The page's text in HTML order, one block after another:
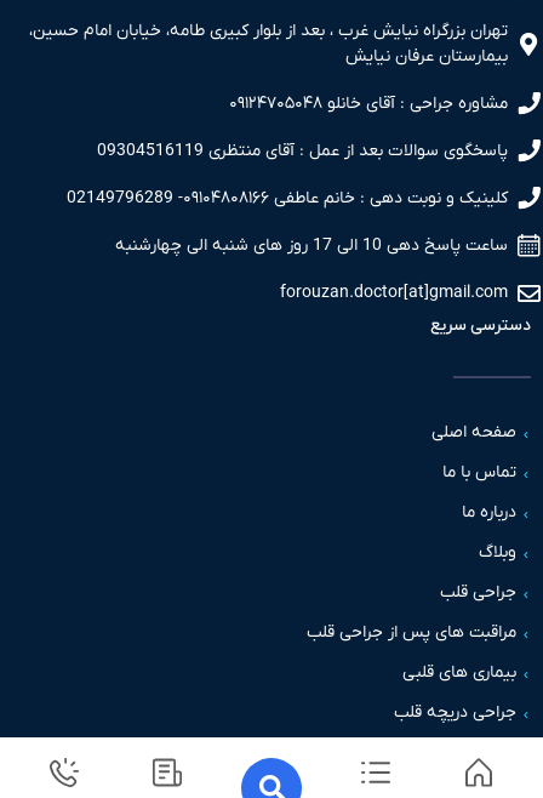
بزرگراه نیایش غرب ، بعد از بلوار کبیری طامه، خیابان امام حسین،
عرفان نیایش
جراحی : آقای خانلو ۰۹۱۲۴۷۰۵۰۴۸
سوالات بعد از عمل : آقای منتظری 09304516119
و نوبت دهی : خانم عاطفی ۰۹۱۰۴۸۰۸۱۶۶- 02149796289
دهی 10 الی 17 روز های شنبه الی چهارشنبه
سریع
اصلی
با ما
ما
قلب
های پس از جراحی قلب
های قلبی
دریچه قلب